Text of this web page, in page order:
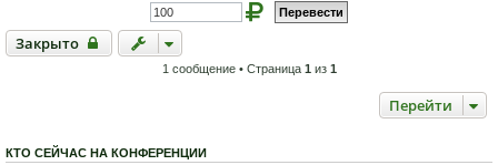
Закрыто
Закрыто
1 сообщение • Страница 1 из 1
Перейти
КТО СЕЙЧАС НА КОНФЕРЕНЦИИ